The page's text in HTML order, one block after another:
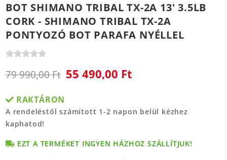
BOT SHIMANO TRIBAL TX-2A 13' 3.5LB
CORK - SHIMANO TRIBAL TX-2A
PONTYOZÓ BOT PARAFA NYÉLLEL
79 990,00 Ft 55 490,00 Ft
RAKTÁRON
A rendeléstől számított 1-2 napon belül kézhez
kaphatod!
EZT A TERMÉKET INGYEN HÁZHOZ SZÁLLÍTJUK!